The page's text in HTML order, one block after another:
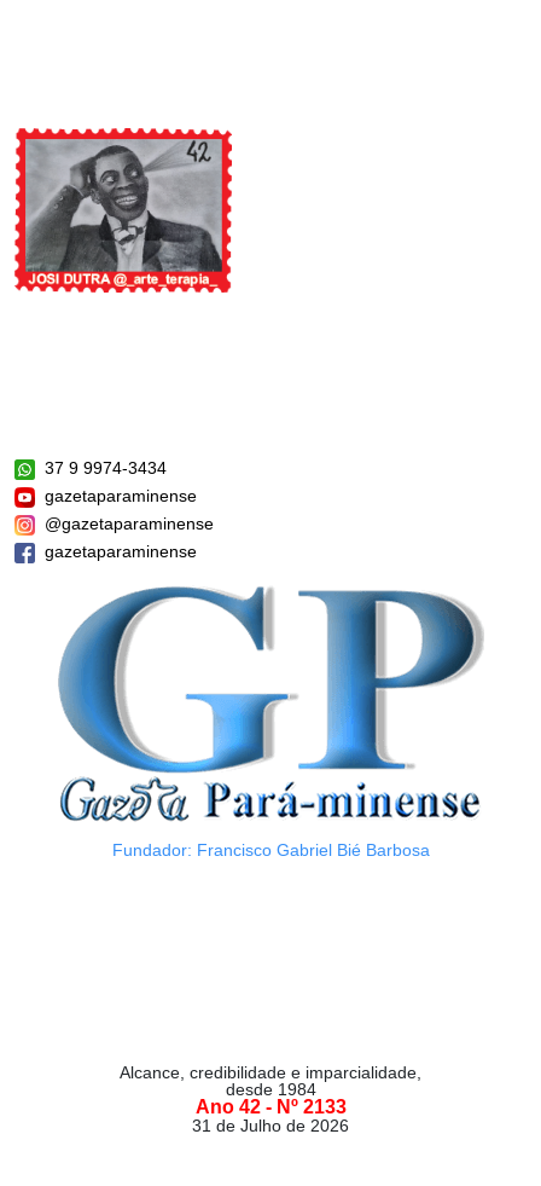
37 9 9974-3434
gazetaparaminense
@gazetaparaminense
gazetaparaminense
Fundador: Francisco Gabriel Bié Barbosa
Alcance, credibilidade e imparcialidade,
desde 1984
Ano 42 - Nº 2133
31 de Julho de 2026